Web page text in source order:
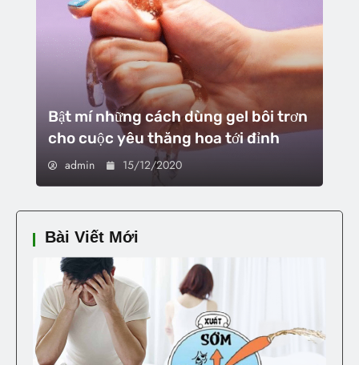
Bật mí những cách dùng gel bôi trơn
cho cuộc yêu thăng hoa tới đỉnh
admin 15/12/2020
Bài Viết Mới